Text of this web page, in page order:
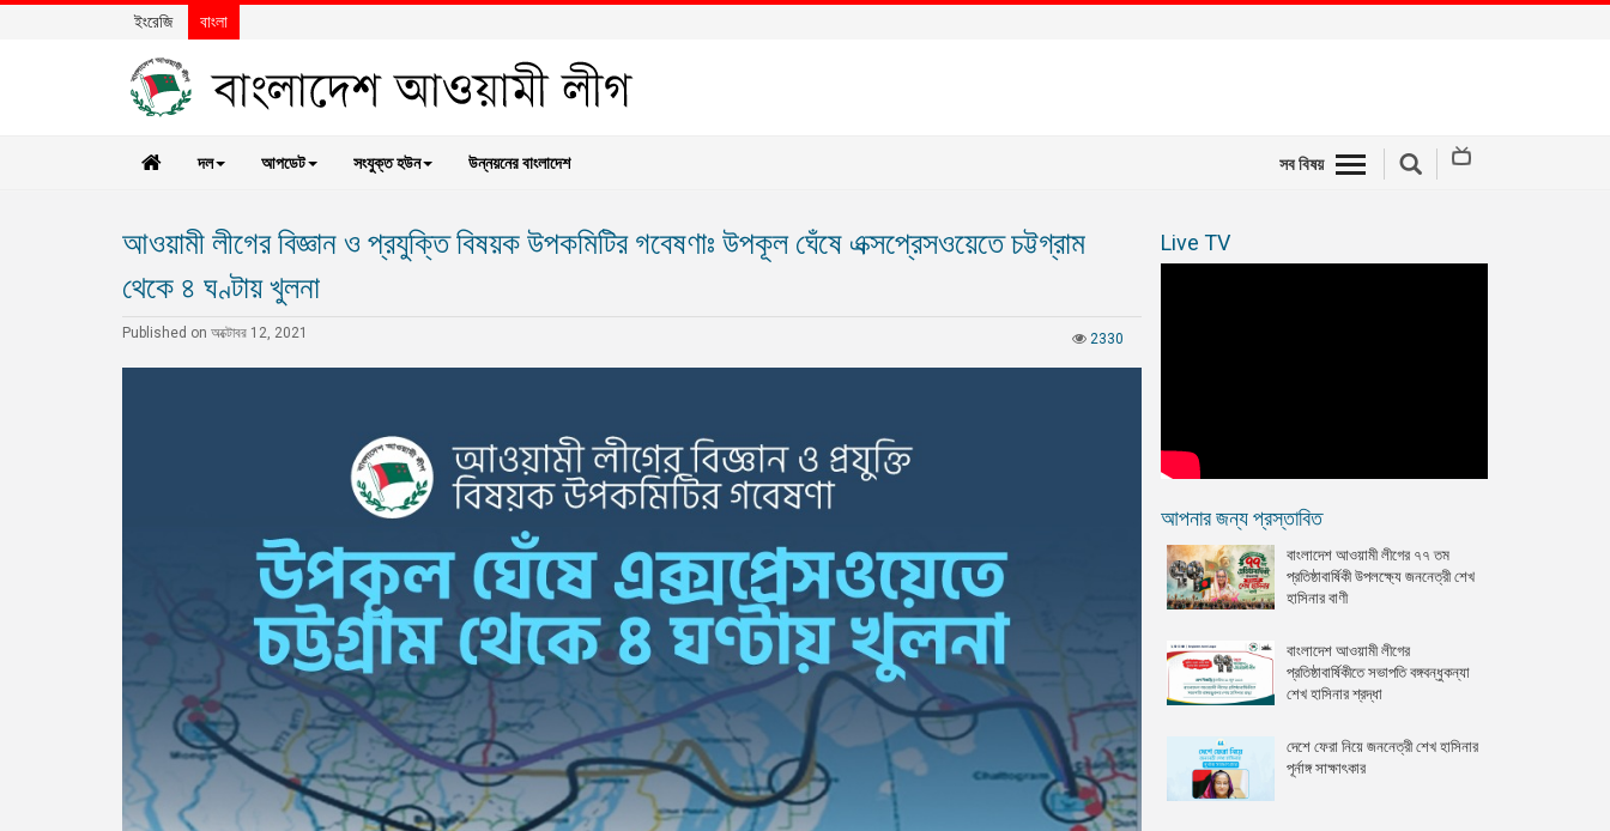
ইংরেজি বাংলা
দল আপডেট সংযুক্ত হউন উন্নয়নের বাংলাদেশ সব বিষয়
আওয়ামী লীগের বিজ্ঞান ও প্রযুক্তি বিষয়ক উপকমিটির গবেষণাঃ উপকূল ঘেঁষে এক্সপ্রেসওয়েতে চট্টগ্রাম
থেকে ৪ ঘণ্টায় খুলনা
2330
Published on অক্টোবর 12, 2021
Live TV
আপনার জন্য প্রস্তাবিত
বাংলাদেশ আওয়ামী লীগের ৭৭ তম
প্রতিষ্ঠাবার্ষিকী উপলক্ষ্যে জননেত্রী শেখ
হাসিনার বাণী
বাংলাদেশ আওয়ামী লীগের
প্রতিষ্ঠাবার্ষিকীতে সভাপতি বঙ্গবন্ধুকন্যা
শেখ হাসিনার শ্রদ্ধা
দেশে ফেরা নিয়ে জননেত্রী শেখ হাসিনার
পূর্নাঙ্গ সাক্ষাৎকার